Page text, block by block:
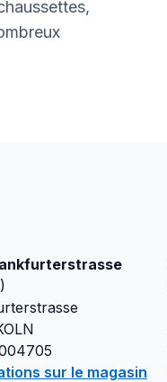
sur le magasin